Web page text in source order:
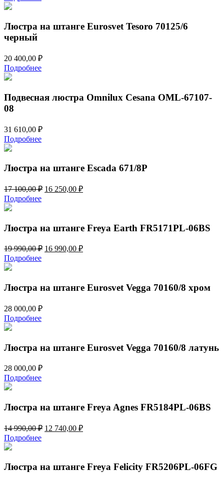
Люстра на штанге Eurosvet Tesoro 70125/6
черный
20 400,00 ₽
Подробнее
Подвесная люстра Omnilux Cesana OML-67107-
08
31 610,00 ₽
Подробнее
Люстра на штанге Escada 671/8P
17 100,00₽ Первоначальная
16 250,00 ₽Текущая
Подробнее
Люстра на штанге Freya Earth FR5171PL-06BS
19 990,00₽ Первоначальная
16 990,00 ₽Текущая
Подробнее
Люстра на штанге Eurosvet Vegga 70160/8 хром
28 000,00 ₽
Подробнее
Люстра на штанге Eurosvet Vegga 70160/8 латунь
28 000,00 ₽
Подробнее
Люстра на штанге Freya Agnes FR5184PL-06BS
14 990,00₽ Первоначальная
990,00 ₽.
12 740,00 ₽Текущая
Подробнее
Люстра на штанге Freya Felicity FR5206PL-06FG